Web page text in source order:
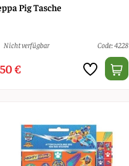
Pig Tasche
Nicht verfügbar Code: 4228
€